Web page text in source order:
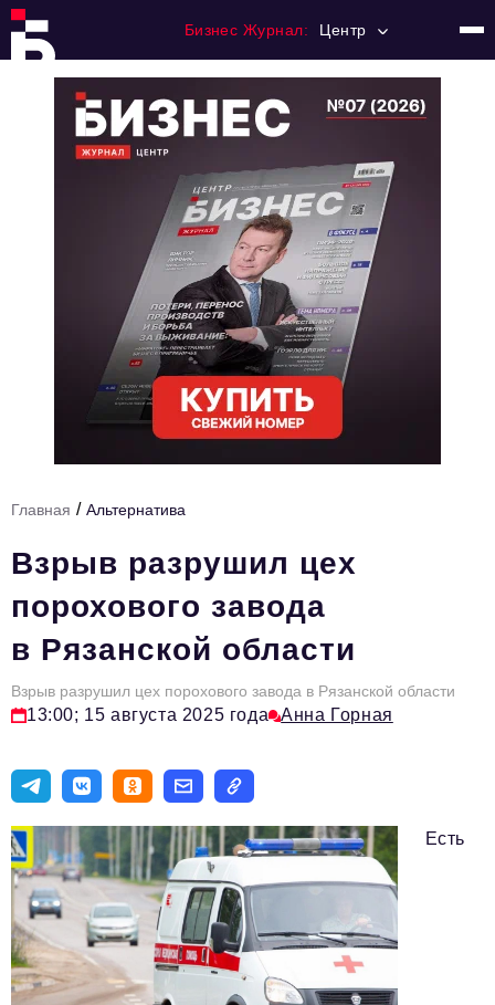
Бизнес Журнал: Центр
Регулирование
Премия "Тульский Бизнес"
История тульского предпринимательства
Тема номера
HR
Персона номера
Инфраструктура развития
Туризм
Мероприятия
Авторские материалы
Видео
Телефон редакции: +7 495 727-01-67
Главная / Альтернатива
Взрыв разрушил цех
порохового завода
в Рязанской области
Взрыв разрушил цех порохового завода в Рязанской области
13:00; 15 августа 2025 года Анна Горная
Есть